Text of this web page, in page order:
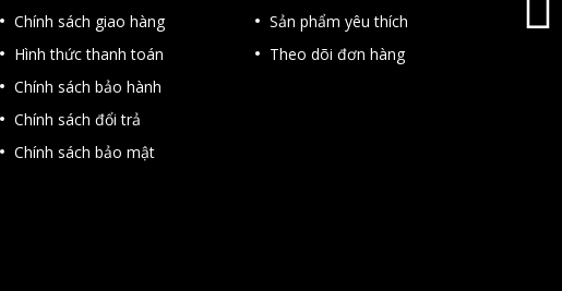
Chính sách giao hàng
Hình thức thanh toán
Chính sách bảo hành
Chính sách đổi trả
Chính sách bảo mật
Sản phẩm yêu thích
Theo dõi đơn hàng